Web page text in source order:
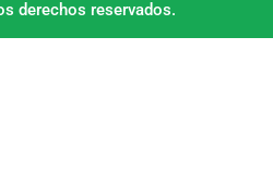
derechos reservados.